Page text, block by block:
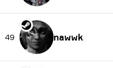
49 nawwk